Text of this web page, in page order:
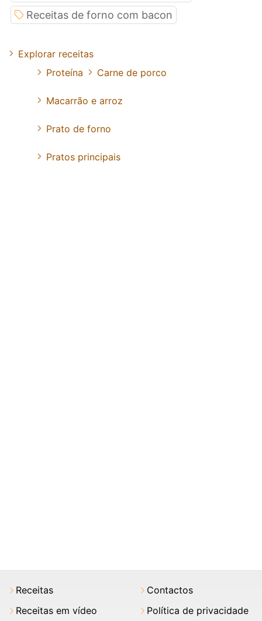
Receitas de forno com bacon
Explorar receitas
Proteína
Carne de porco
Macarrão e arroz
Prato de forno
Pratos principais
Receitas
Receitas em vídeo
Contactos
Política de privacidade